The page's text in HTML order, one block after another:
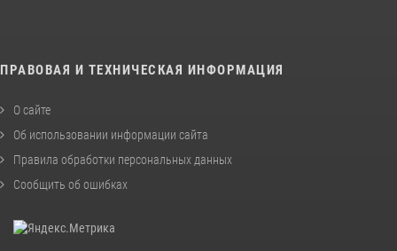
ПРАВОВАЯ И ТЕХНИЧЕСКАЯ ИНФОРМАЦИЯ
О сайте
Об использовании информации сайта
Правила обработки персональных данных
Сообщить об ошибках